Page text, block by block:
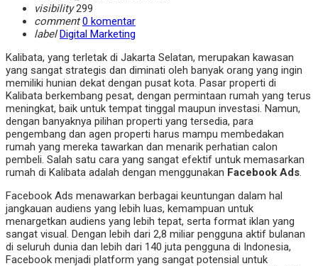
visibility299
comment 0 komentar
label Digital Marketing
Kalibata, yang terletak di Jakarta Selatan, merupakan kawasan
yang sangat strategis dan diminati oleh banyak orang yang ingin
memiliki hunian dekat dengan pusat kota. Pasar properti di
Kalibata berkembang pesat, dengan permintaan rumah yang terus
meningkat, baik untuk tempat tinggal maupun investasi. Namun,
dengan banyaknya pilihan properti yang tersedia, para
pengembang dan agen properti harus mampu membedakan
rumah yang mereka tawarkan dan menarik perhatian calon
pembeli. Salah satu cara yang sangat efektif untuk memasarkan
rumah di Kalibata adalah dengan menggunakan Facebook Ads.
Facebook Ads menawarkan berbagai keuntungan dalam hal
jangkauan audiens yang lebih luas, kemampuan untuk
menargetkan audiens yang lebih tepat, serta format iklan yang
sangat visual. Dengan lebih dari 2,8 miliar pengguna aktif bulanan
di seluruh dunia dan lebih dari 140 juta pengguna di Indonesia,
Facebook menjadi platform yang sangat potensial untuk